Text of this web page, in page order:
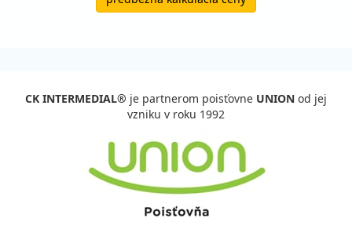
CK INTERMEDIAL® je partnerom poisťovne UNION od jej
vzniku v roku 1992